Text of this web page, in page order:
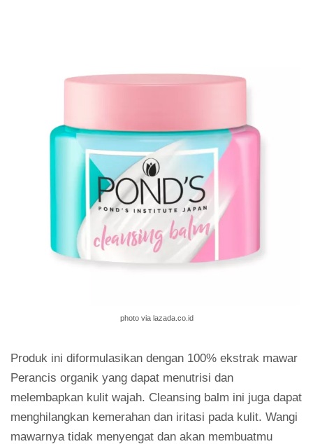
photo via lazada.co.id
Produk ini diformulasikan dengan 100% ekstrak mawar
Perancis organik yang dapat menutrisi dan
melembapkan kulit wajah. Cleansing balm ini juga dapat
menghilangkan kemerahan dan iritasi pada kulit. Wangi
mawarnya tidak menyengat dan akan membuatmu